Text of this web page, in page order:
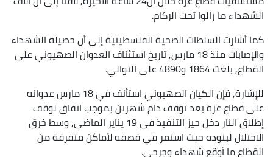
الشهداء ما زالوا تحت الركام.
كما أشارت السلطات الصحية الفلسطينية إلى أن حصيلة الشهداء
والإصابات منذ 18 مارس, تاريخ استئناف العدوان الصهيوني على
القطاع, بلغت 1864 و4890 على التوالي.
للإشارة, فإن الكيان الصهيوني استأنف في 18 مارس عدوانه
على قطاع غزة بعد توقف دام شهرين بموجب اتفاق لوقف
إطلاق النار دخل حيز التنفيذ في 19 يناير الماضي, وسط خرق
الاحتلال لبنوده حيث استمر في قصفه لأماكن متفرقة من
القطاع ما أوقع شهداء وجرحى.